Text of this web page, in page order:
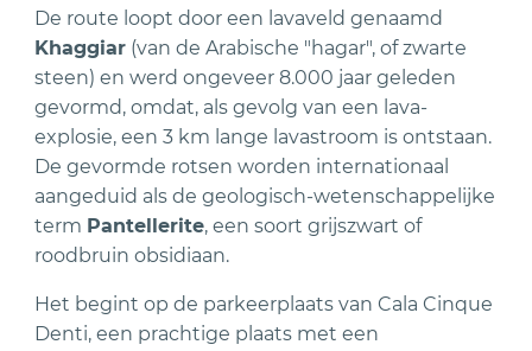
De route loopt door een lavaveld genaamd
Khaggiar (van de Arabische "hagar", of zwarte
steen) en werd ongeveer 8.000 jaar geleden
gevormd, omdat, als gevolg van een lava-
explosie, een 3 km lange lavastroom is ontstaan.
De gevormde rotsen worden internationaal
aangeduid als de geologisch-wetenschappelijke
term Pantellerite, een soort grijszwart of
roodbruin obsidiaan.
Het begint op de parkeerplaats van Cala Cinque
Denti, een prachtige plaats met een